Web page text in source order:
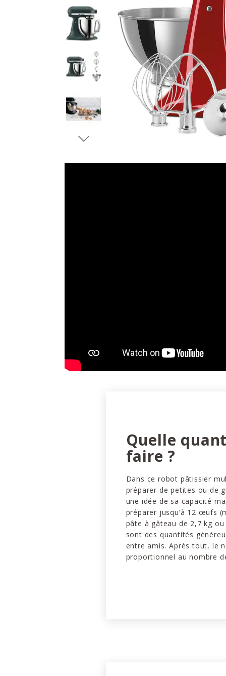
Quelle
faire ?
Dans ce robot pâtissier
préparer de petites ou de
une idée de sa capacité
préparer jusqu’à 12 œufs
pâte à gâteau de 2,7 kg
sont des quantités
entre amis. Après tout, le
proportionnel au nombre